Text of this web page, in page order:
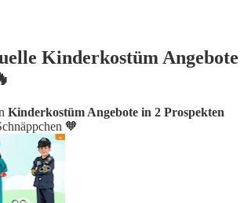
Kinderkostüm Angebote
Kinderkostüm Angebote in 2 Prospekten
🧡